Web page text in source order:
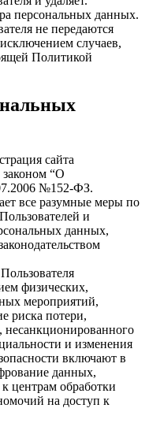
персональных данных.
не передаются
случаев,
Политикой
сайта
законом “О
№152-ФЗ.
все разумные меры по
и
данных,
физических,
мероприятий,
риска потери,
несанкционированного
и изменения
включают в
данных,
центрам обработки
на доступ к